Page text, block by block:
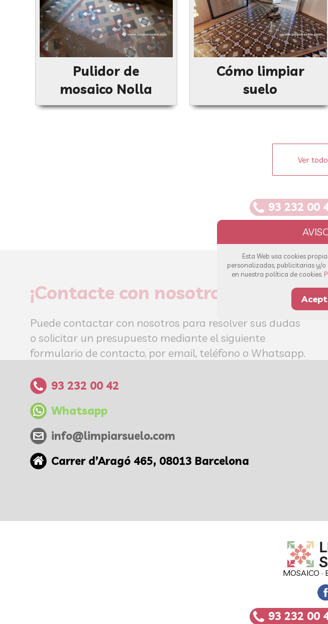
Pulidor de
mosaico Nolla
Cómo limpiar
suelo
Ver
93 232 00
¡Contacte con nosotros!
Puede contactar con nosotros para resolver sus dudas
o solicitar un presupuesto mediante el siguiente
formulario de contacto, por email, teléfono o Whatsapp.
93 232 00 42
Whatsapp
info@limpiarsuelo.com
Carrer d’Aragó 465, 08013 Barcelona
MOSAICO ·
93 232 00
Esta Web usa cookies
personalizadas, publicitarias y/
en nuestra política de cookies.